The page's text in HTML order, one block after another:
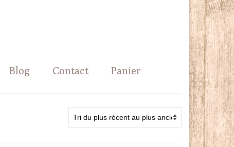
Blog Contact Panier